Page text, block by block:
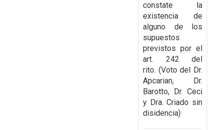
constate la
existencia de
alguno de los
supuestos
previstos por el
art. 242 del
rito. (Voto del Dr.
Apcarian, Dr.
Barotto, Dr. Ceci
y Dra. Criado sin
disidencia)